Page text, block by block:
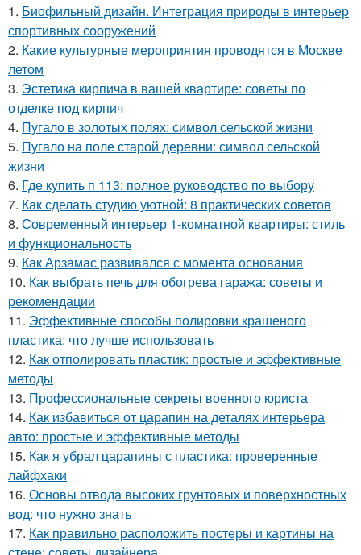
1. Биофильный дизайн. Интеграция природы в интерьер
спортивных сооружений
2. Какие культурные мероприятия проводятся в Москве
летом
3. Эстетика кирпича в вашей квартире: советы по
отделке под кирпич
4. Пугало в золотых полях: символ сельской жизни
5. Пугало на поле старой деревни: символ сельской
жизни
6. Где купить п 113: полное руководство по выбору
7. Как сделать студию уютной: 8 практических советов
8. Современный интерьер 1-комнатной квартиры: стиль
и функциональность
9. Как Арзамас развивался с момента основания
10. Как выбрать печь для обогрева гаража: советы и
рекомендации
11. Эффективные способы полировки крашеного
пластика: что лучше использовать
12. Как отполировать пластик: простые и эффективные
методы
13. Профессиональные секреты военного юриста
14. Как избавиться от царапин на деталях интерьера
авто: простые и эффективные методы
15. Как я убрал царапины с пластика: проверенные
лайфхаки
16. Основы отвода высоких грунтовых и поверхностных
вод: что нужно знать
17. Как правильно расположить постеры и картины на